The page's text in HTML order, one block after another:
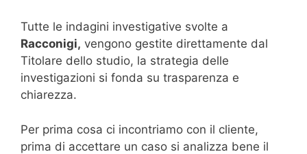
Tutte le indagini investigative svolte a
Racconigi, vengono gestite direttamente dal
Titolare dello studio, la strategia delle
investigazioni si fonda su trasparenza e
chiarezza.
Per prima cosa ci incontriamo con il cliente,
prima di accettare un caso si analizza bene il